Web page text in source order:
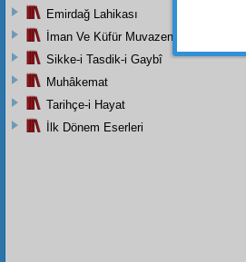
Emirdağ Lahikası
İman Ve Küfür Muvazeneleri
Sikke-i Tasdik-i Gaybî
Muhâkemat
Tarihçe-i Hayat
İlk Dönem Eserleri